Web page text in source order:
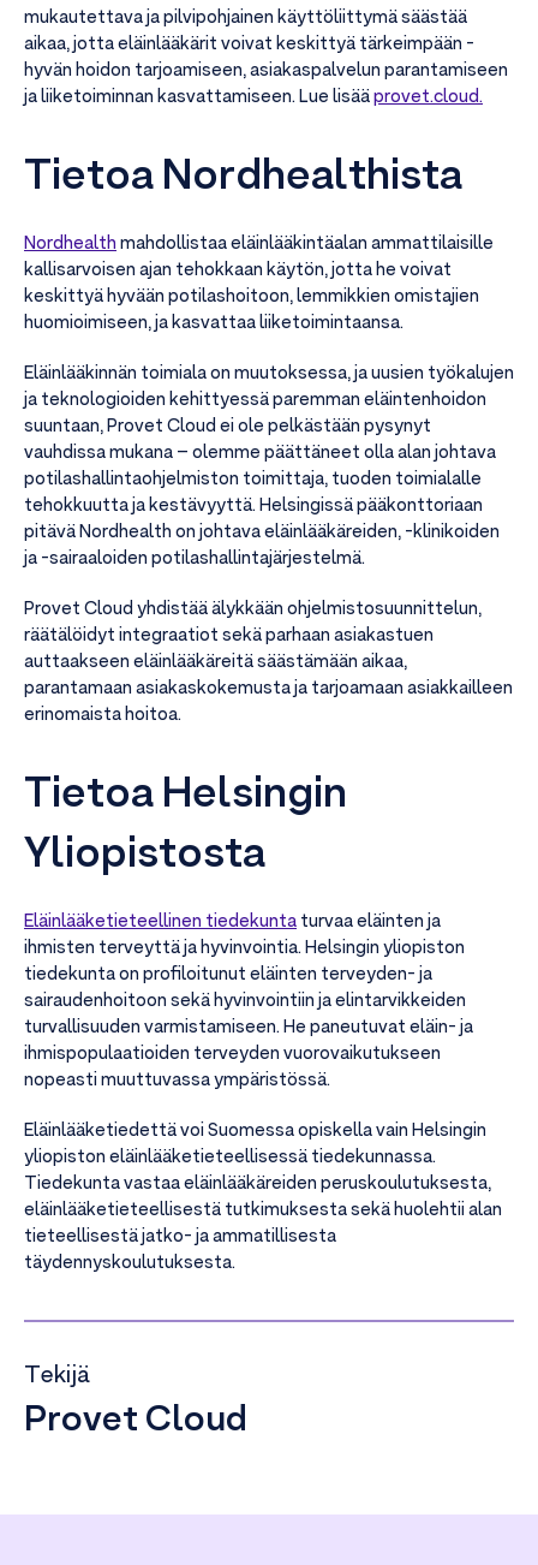
mukautettava ja pilvipohjainen käyttöliittymä säästää
aikaa, jotta eläinlääkärit voivat keskittyä tärkeimpään -
hyvän hoidon tarjoamiseen, asiakaspalvelun parantamiseen
ja liiketoiminnan kasvattamiseen. Lue lisääprovet.cloud.
Tietoa Nordhealthista
Nordhealthmahdollistaa eläinlääkintäalan ammattilaisille
kallisarvoisen ajan tehokkaan käytön, jotta he voivat
keskittyä hyvään potilashoitoon, lemmikkien omistajien
huomioimiseen, ja kasvattaa liiketoimintaansa.
Eläinlääkinnän toimiala on muutoksessa, ja uusien työkalujen
ja teknologioiden kehittyessä paremman eläintenhoidon
suuntaan, Provet Cloud ei ole pelkästään pysynyt
vauhdissa mukana – olemme päättäneet olla alan johtava
potilashallintaohjelmiston toimittaja, tuoden toimialalle
tehokkuutta ja kestävyyttä. Helsingissä pääkonttoriaan
pitävä Nordhealth on johtava eläinlääkäreiden, -klinikoiden
ja -sairaaloiden potilashallintajärjestelmä.
Provet Cloud yhdistää älykkään ohjelmistosuunnittelun,
räätälöidyt integraatiot sekä parhaan asiakastuen
auttaakseen eläinlääkäreitä säästämään aikaa,
parantamaan asiakaskokemusta ja tarjoamaan asiakkailleen
erinomaista hoitoa.
Tietoa Helsingin
Yliopistosta
Eläinlääketieteellinen tiedekuntaturvaa eläinten ja
ihmisten terveyttä ja hyvinvointia. Helsingin yliopiston
tiedekunta on profiloitunut eläinten terveyden- ja
sairaudenhoitoon sekä hyvinvointiin ja elintarvikkeiden
turvallisuuden varmistamiseen. He paneutuvat eläin- ja
ihmispopulaatioiden terveyden vuorovaikutukseen
nopeasti muuttuvassa ympäristössä.
Eläinlääketiedettä voi Suomessa opiskella vain Helsingin
yliopiston eläinlääketieteellisessä tiedekunnassa.
Tiedekunta vastaa eläinlääkäreiden peruskoulutuksesta,
eläinlääketieteellisestä tutkimuksesta sekä huolehtii alan
tieteellisestä jatko- ja ammatillisesta
täydennyskoulutuksesta.
Tekijä
Provet Cloud